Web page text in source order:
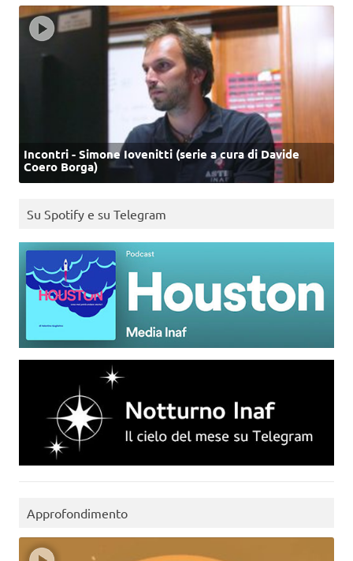
Incontri - Simone Iovenitti (serie a cura di Davide
Coero Borga)
Su Spotify e su Telegram
Approfondimento